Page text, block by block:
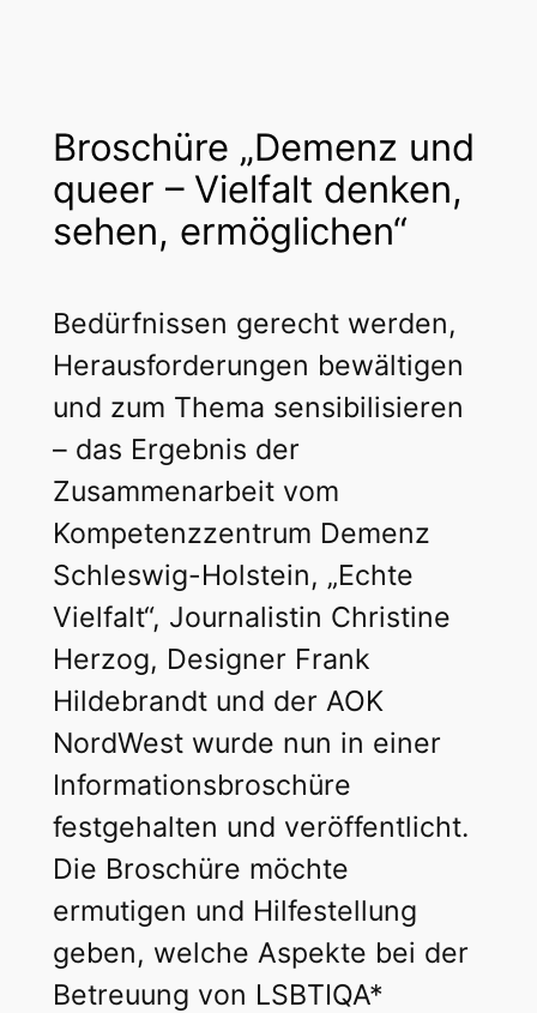
Broschüre „Demenz und
queer – Vielfalt denken,
sehen, ermöglichen“
Bedürfnissen gerecht werden,
Herausforderungen bewältigen
und zum Thema sensibilisieren
– das Ergebnis der
Zusammenarbeit vom
Kompetenzzentrum Demenz
Schleswig-Holstein, „Echte
Vielfalt“, Journalistin Christine
Herzog, Designer Frank
Hildebrandt und der AOK
NordWest wurde nun in einer
Informationsbroschüre
festgehalten und veröffentlicht.
Die Broschüre möchte
ermutigen und Hilfestellung
geben, welche Aspekte bei der
Betreuung von LSBTIQA*